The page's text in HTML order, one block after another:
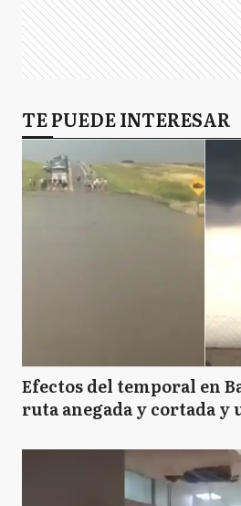
TE PUEDE INTERESAR
Efectos del temporal en
ruta anegada y cortada y